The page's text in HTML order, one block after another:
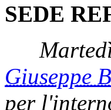
SEDE
Giuseppe
per